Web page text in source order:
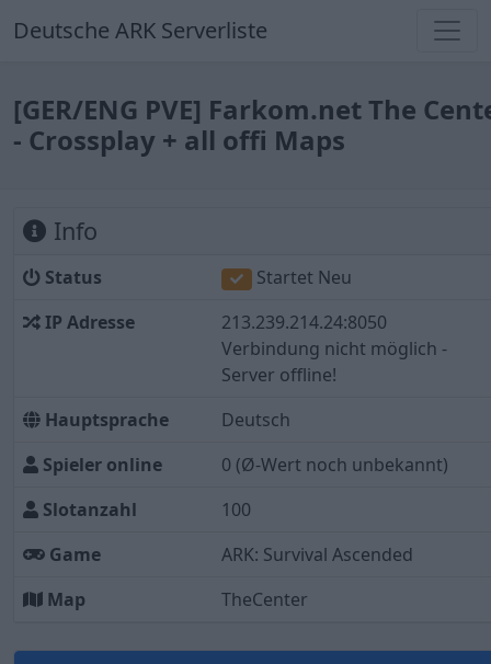
Deutsche ARK Serverliste
[GER/ENG PVE] Farkom.net The
- Crossplay + all offi Maps
Info
Status
Startet Neu
IP Adresse
213.239.214.24:8050
Verbindung nicht möglich -
Server offline!
Hauptsprache
Deutsch
Spieler online
0 (Ø-Wert noch unbekannt)
Slotanzahl
100
Game
ARK: Survival Ascended
Map
TheCenter